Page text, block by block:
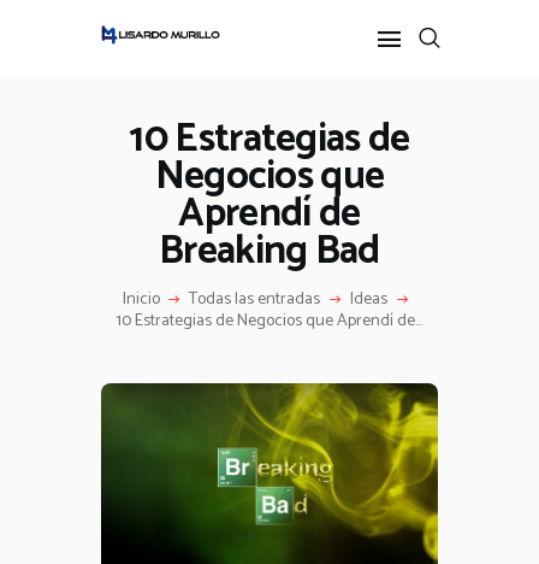
10 Estrategias de
Negocios que
Aprendí de
Breaking Bad
Inicio Todas las entradas Ideas
10 Estrategias de Negocios que Aprendí de...
INICIO
ALL POSTS
IDEAS
PODCAST